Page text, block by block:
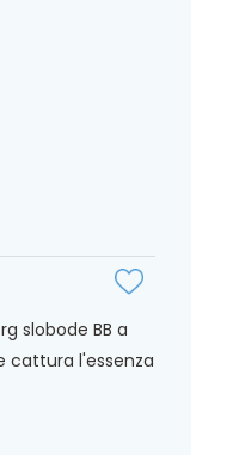
slobode BB a
cattura l'essenza